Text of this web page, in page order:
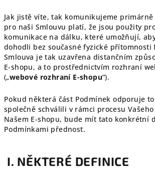
Jak jistě víte, tak komunikujeme
pro naši Smlouvu platí, že jsou použity
komunikace na dálku, které umožňují,
dohodli bez současné fyzické přítomnosti
Smlouva je tak uzavřena distančním
E-shopu, a to prostřednictvím rozhraní
(„webové rozhraní E-shopu“).
Pokud některá část Podmínek odporuje
společně schválili v rámci procesu
Našem E-shopu, bude mít tato konkrétní
Podmínkami přednost.
I. NĚKTERÉ DEFINICE